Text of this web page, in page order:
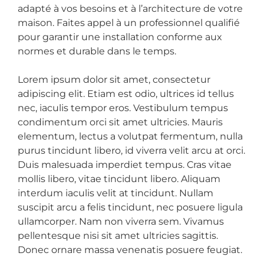
adapté à vos besoins et à l’architecture de votre
maison. Faites appel à un professionnel qualifié
pour garantir une installation conforme aux
normes et durable dans le temps.
Lorem ipsum dolor sit amet, consectetur
adipiscing elit. Etiam est odio, ultrices id tellus
nec, iaculis tempor eros. Vestibulum tempus
condimentum orci sit amet ultricies. Mauris
elementum, lectus a volutpat fermentum, nulla
purus tincidunt libero, id viverra velit arcu at orci.
Duis malesuada imperdiet tempus. Cras vitae
mollis libero, vitae tincidunt libero. Aliquam
interdum iaculis velit at tincidunt. Nullam
suscipit arcu a felis tincidunt, nec posuere ligula
ullamcorper. Nam non viverra sem. Vivamus
pellentesque nisi sit amet ultricies sagittis.
Donec ornare massa venenatis posuere feugiat.